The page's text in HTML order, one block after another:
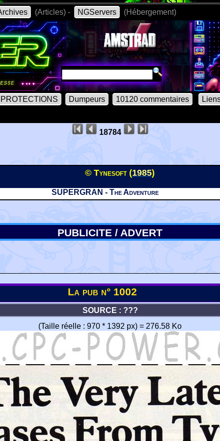
(Articles) - NGServers (Hébergement)
PROTECTIONS Dumpeurs 10120 commentaires
18784
© Tynesoft (1985)
SUPERGRAN - The Adventure
PUBLICITE / ADVERT
La pub n° 1002
SOURCE : ???
(Taille réelle : 970 * 1392 px) = 276.58 Ko